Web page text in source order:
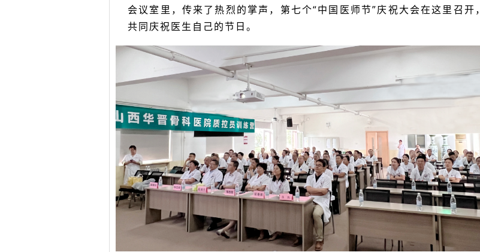
会议室里，传来了热烈的掌声，第七个“中国医师节”庆祝大会在这里召开，
共同庆祝医生自己的节日。